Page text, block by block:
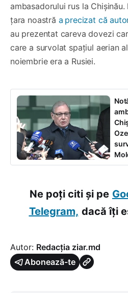
ambasadorului rus la Chișinău.
țara noastră a precizat că
au prezentat careva dovezi
care a survolat spațiul aerian
noiembrie era a Rusiei.
Ne poți citi și pe
Telegram, dacă îți
Autor: Redacția ziar.md
Abonează-te